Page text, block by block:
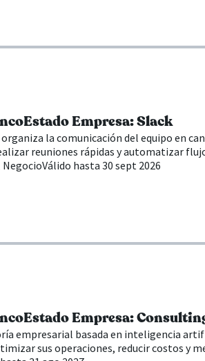
Empresa: Slack
la comunicación del equipo en
reuniones rápidas y automatizar
Válido hasta 30 sept 2026
Empresa:
empresarial basada en inteligencia
sus operaciones, reducir costos y